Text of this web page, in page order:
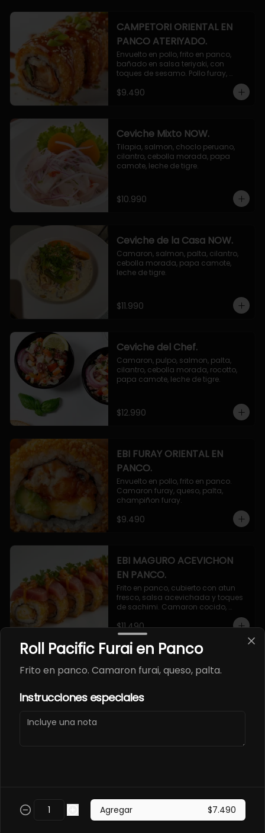
CAMPETORI ORIENTAL EN
PANCO ATERIYADO.
Envuelto en pollo, frito en panco,
bañado en salsa teriyaki, con
toques de sesamo. Pollo furay,
queso, champiñon furay, cebollin.
$9.490
Ceviche Mixto NOW.
Tilapia, salmon, choclo peruano,
cilantro, cebolla morada, papa
camote, leche de tigre.
$10.990
Ceviche de la Casa NOW.
Camaron, salmon, palta, cilantro,
cebolla morada, papa camote,
leche de tigre.
$11.990
Ceviche del Chef.
Camaron, pulpo, salmon, palta,
cilantro, cebolla morada, rocotto,
papa camote, leche de tigre.
$12.990
EBI FURAY ORIENTAL EN
PANCO.
Envuelto en pollo, frito en panco.
Camaron furay, queso, palta,
champiñon furay.
$9.490
EBI MAGURO ACEVICHON
EN PANCO.
Frito en panco, cubierto con atun
fresco, salsa acevichada y toques
de sachimi. Camaron cocido,
$11.490
EBI SAKE FURAY
Envuelto en palta, cubierto con
salmon fresco, salsa acevichada y
Frito en panco, cubierto con pulpo y
salsa acevichada, toques de
shichimi. Camaron furay, queso,
Roll Pacific Furai en Panco
Frito en panco. Camaron furai, queso, palta.
Instrucciones especiales
Agregar $7.490